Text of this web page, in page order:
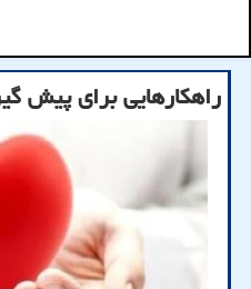
راهکارهایی برای پیش